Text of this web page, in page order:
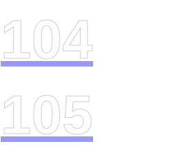
104
105